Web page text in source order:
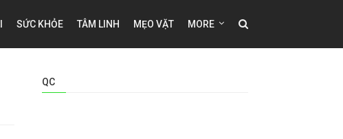
SỨC KHỎE TÂM LINH MẸO VẶT MORE
QC